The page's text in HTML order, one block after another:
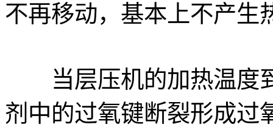
不再移动，基本上不产生
当层压机的加热温度
剂中的过氧键断裂形成过